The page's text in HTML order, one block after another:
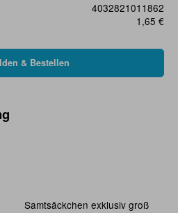
4032821011862
1,65 €
Samtsäckchen exklusiv groß